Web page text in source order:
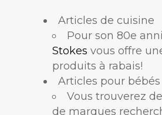
Articles de cuisine
Pour son 80e
Stokes vous offre
produits à rabais!
Articles pour bébés
Vous trouverez
de marques